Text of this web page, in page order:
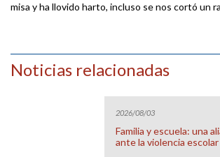
misa y ha llovido harto, incluso se nos cortó un
Noticias relacionadas
2026/08/03
Familia y escuela: una
ante la violencia escolar